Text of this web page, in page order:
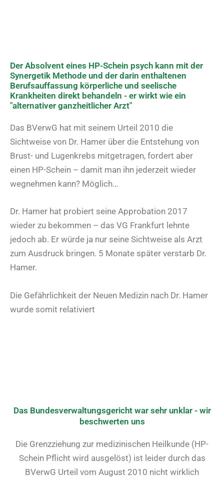
Der Absolvent eines HP-Schein psych kann mit der
Synergetik Methode und der darin enthaltenen
Berufsauffassung körperliche und seelische
Krankheiten direkt behandeln - er wirkt wie ein
"alternativer ganzheitlicher Arzt"
Das BVerwG hat mit seinem Urteil 2010 die
Sichtweise von Dr. Hamer über die Entstehung von
Brust- und Lugenkrebs mitgetragen, fordert aber
einen HP-Schein – damit man ihn jederzeit wieder
wegnehmen kann? Möglich…
Dr. Hamer hat probiert seine Approbation 2017
wieder zu bekommen – das VG Frankfurt lehnte
jedoch ab. Er würde ja nur seine Sichtweise als Arzt
zum Ausdruck bringen. 5 Monate später verstarb Dr.
Hamer.
Die Gefährlichkeit der Neuen Medizin nach Dr. Hamer
wurde somit relativiert
Das Bundesverwaltungsgericht war sehr unklar - wir
beschwerten uns
Die Grenzziehung zur medizinischen Heilkunde (HP-
Schein Pflicht wird ausgelöst) ist leider durch das
BVerwG Urteil vom August 2010 nicht wirklich